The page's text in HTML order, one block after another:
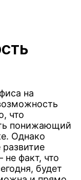
на
что
понижающий
Однако
факт, что
будет